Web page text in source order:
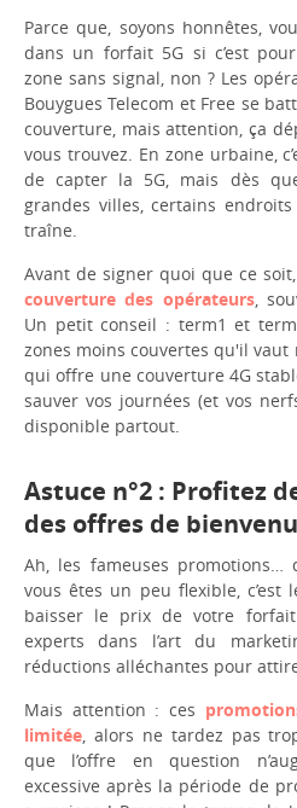
Parce que, soyons honnêtes,
dans un forfait 5G si c’est
zone sans signal, non ? Les
Bouygues Telecom et Free se
couverture, mais attention, ça
vous trouvez. En zone urbaine,
de capter la 5G, mais dès
grandes villes, certains
traîne.
Avant de signer quoi que ce
couverture des opérateurs,
Un petit conseil : term1 et
zones moins couvertes qu'il
qui offre une couverture 4G
sauver vos journées (et vos
disponible partout.
Astuce n°2 : Profitez
des offres de
Ah, les fameuses
vous êtes un peu flexible,
baisser le prix de votre
experts dans l’art du
réductions alléchantes pour
Mais attention : ces
limitée, alors ne tardez pas
que l’offre en question
excessive après la période de